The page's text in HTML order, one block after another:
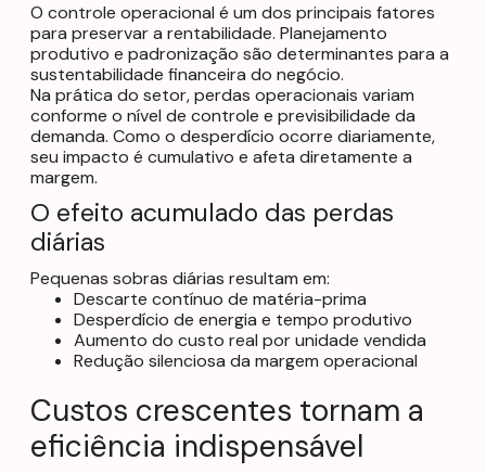
O controle operacional é um dos principais fatores
para preservar a rentabilidade. Planejamento
produtivo e padronização são determinantes para a
sustentabilidade financeira do negócio.
Na prática do setor, perdas operacionais variam
conforme o nível de controle e previsibilidade da
demanda. Como o desperdício ocorre diariamente,
seu impacto é cumulativo e afeta diretamente a
margem.
O efeito acumulado das perdas
diárias
Pequenas sobras diárias resultam em:
Descarte contínuo de matéria-prima
Desperdício de energia e tempo produtivo
Aumento do custo real por unidade vendida
Redução silenciosa da margem operacional
Custos crescentes tornam a
eficiência indispensável